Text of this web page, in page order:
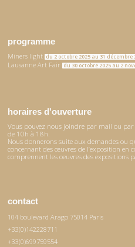
programme
Miners light du 2 octobre 2025 au 31 décembre
Lausanne Art Fair du 30 octobre 2025 au 2
horaires d'ouverture
Vous pouvez nous joindre par mail ou
de 10h à 18h.
Nous donnerons suite aux demandes ou
concernant des œuvres de l’exposition en
comprennent les oeuvres des expositions
contact
104 boulevard Arago 75014 Paris
+33(0)142228711
+33(0)699759554